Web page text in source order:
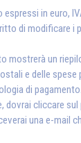
in euro,
di modificare i
mostrerà un
e delle
di pagamento.
dovrai cliccare
una e-mail